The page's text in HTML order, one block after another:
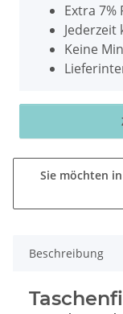
Extra 7%
Keine
Sie möchten
Beschreibung